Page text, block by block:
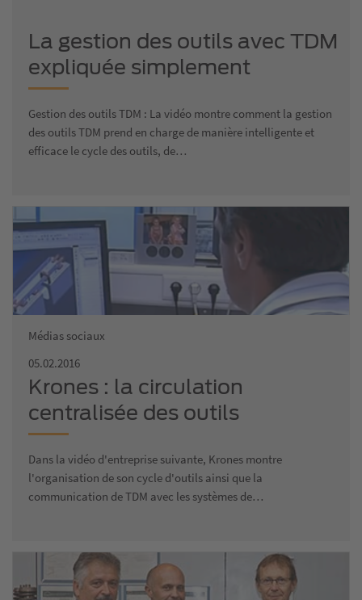
La gestion des outils avec TDM
expliquée simplement
Gestion des outils TDM : La vidéo montre comment la gestion
des outils TDM prend en charge de manière intelligente et
efficace le cycle des outils, de…
Médias sociaux
05.02.2016
Krones : la circulation
centralisée des outils
Dans la vidéo d'entreprise suivante, Krones montre
l'organisation de son cycle d'outils ainsi que la
communication de TDM avec les systèmes de…